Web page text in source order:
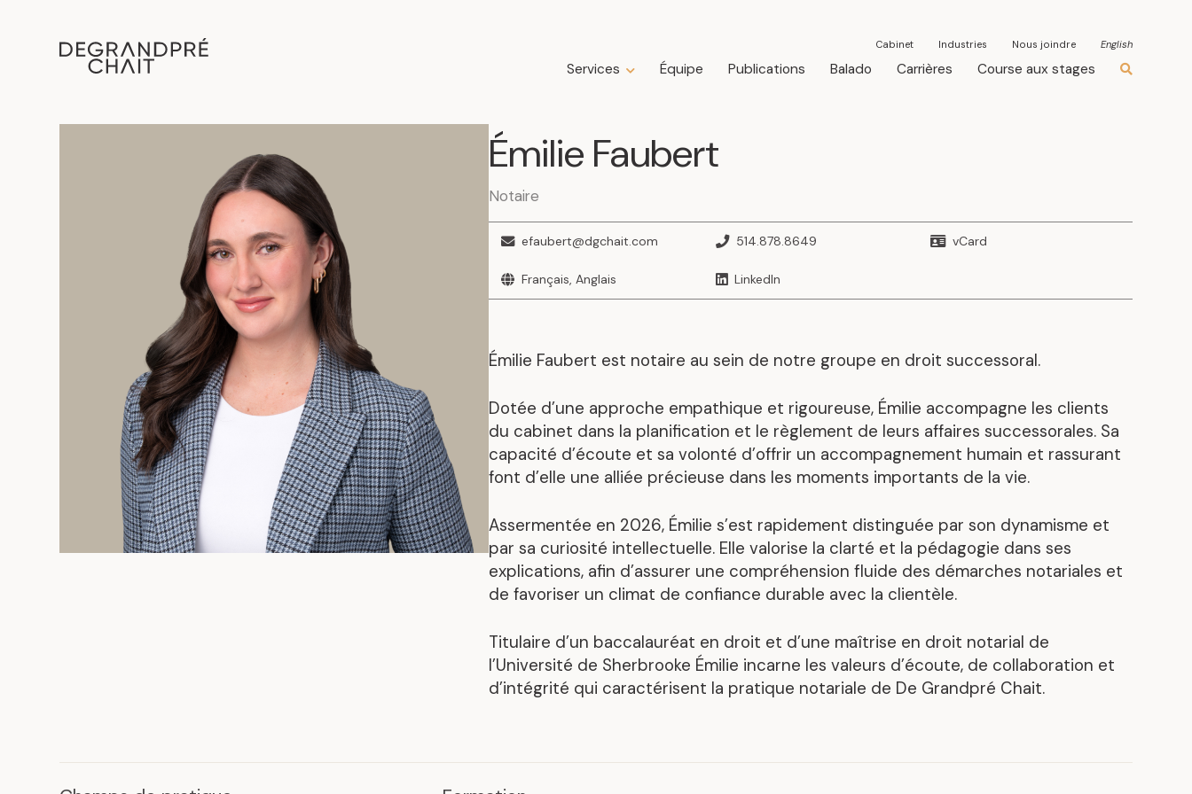
Cabinet Industries Nous joindre English
Services Équipe Publications Balado Carrières Course aux stages
Droit de la construction
Droit de la famille
Droit immobilier
Droit successoral
Litige
Mandats représentatifs Découvrez nos réalisations
Émilie Faubert
Notaire
efaubert@dgchait.com 514.878.8649 vCard
Français, Anglais LinkedIn
Émilie Faubert est notaire au sein de notre groupe en droit successoral.
Dotée d’une approche empathique et rigoureuse, Émilie accompagne les clients
du cabinet dans la planification et le règlement de leurs affaires successorales. Sa
capacité d’écoute et sa volonté d’offrir un accompagnement humain et rassurant
font d’elle une alliée précieuse dans les moments importants de la vie.
Assermentée en 2026, Émilie s’est rapidement distinguée par son dynamisme et
par sa curiosité intellectuelle. Elle valorise la clarté et la pédagogie dans ses
explications, afin d’assurer une compréhension fluide des démarches notariales et
de favoriser un climat de confiance durable avec la clientèle.
Titulaire d’un baccalauréat en droit et d’une maîtrise en droit notarial de
l’Université de Sherbrooke Émilie incarne les valeurs d’écoute, de collaboration et
d’intégrité qui caractérisent la pratique notariale de De Grandpré Chait.